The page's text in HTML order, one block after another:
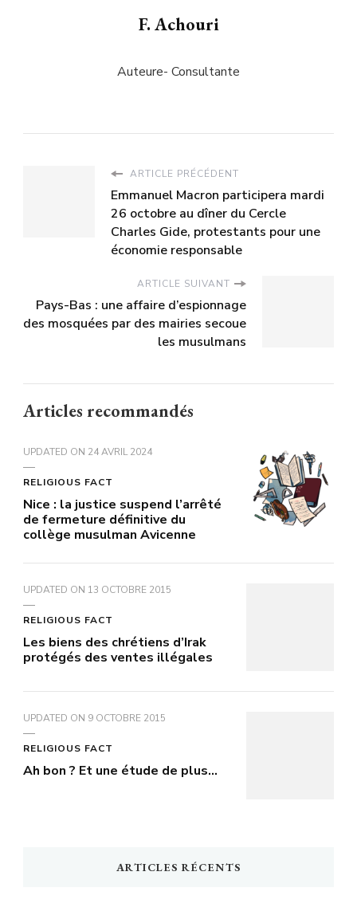
F. Achouri
Auteure- Consultante
ARTICLE PRÉCÉDENT
Emmanuel Macron participera mardi
26 octobre au dîner du Cercle
Charles Gide, protestants pour une
économie responsable
ARTICLE SUIVANT
Pays-Bas : une affaire d’espionnage
des mosquées par des mairies secoue
les musulmans
Articles recommandés
UPDATED ON 24 AVRIL 2024
RELIGIOUS FACT
Nice : la justice suspend l’arrêté
de fermeture définitive du
collège musulman Avicenne
UPDATED ON 13 OCTOBRE 2015
RELIGIOUS FACT
Les biens des chrétiens d’Irak
protégés des ventes illégales
UPDATED ON 9 OCTOBRE 2015
RELIGIOUS FACT
Ah bon ? Et une étude de plus…
ARTICLES RÉCENTS